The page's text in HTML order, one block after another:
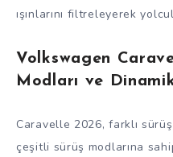
ışınlarını filtreleyerek
Volkswagen
Modları ve
Caravelle 2026, farklı
çeşitli sürüş modlarına